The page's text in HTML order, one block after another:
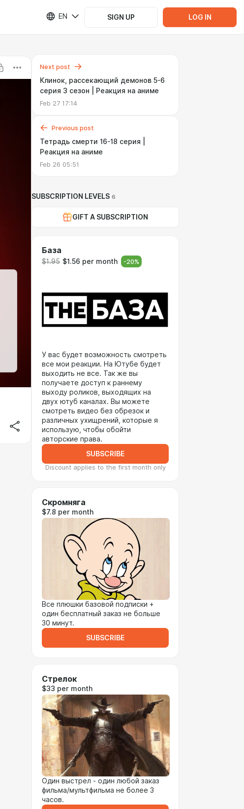
EN SIGN UP LOG IN
Next post
Клинок, рассекающий демонов 5-6
серия 3 сезон | Реакция на аниме
Feb 27 17:14
Previous post
Тетрадь смерти 16-18 серия |
Реакция на аниме
Feb 26 05:51
SUBSCRIPTION LEVELS 6
GIFT A SUBSCRIPTION
База
$1.95 $1.56 per month -20%
У вас будет возможность смотреть
все мои реакции. На Ютубе будет
выходить не все. Так же вы
получаете доступ к раннему
выходу роликов, выходящих на
двух ютуб каналах. Вы можете
смотреть видео без обрезок и
различных ухищрений, которые я
использую, чтобы обойти
авторские права.
SUBSCRIBE
Discount applies to the first month only
Скромняга
$7.8 per month
Все плюшки базовой подписки +
один бесплатный заказ не больше
30 минут.
SUBSCRIBE
Стрелок
$33 per month
Один выстрел - один любой заказ
фильма/мультфильма не более 3
часов.